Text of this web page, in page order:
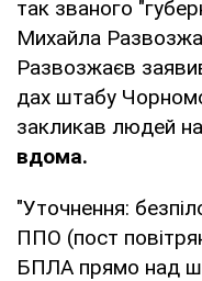
так званого
Михайла
Развозжаєв
дах штабу
закликав людей
вдома.
"Уточнення:
ППО (пост
БПЛА прямо над